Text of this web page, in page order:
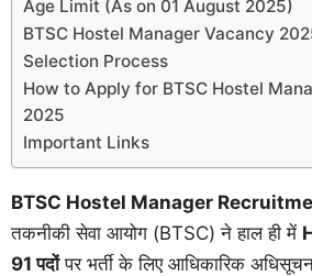
Age Limit (As on 01 August 2025)
BTSC Hostel Manager Vacancy
Selection Process
How to Apply for BTSC Hostel
2025
Important Links
BTSC Hostel Manager
तकनीकी सेवा आयोग (BTSC) ने हाल ही में
91 पदोंपर भर्ती के लिए आधिकारिक